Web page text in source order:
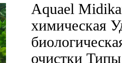
Aquael
химическая
очистки Типы